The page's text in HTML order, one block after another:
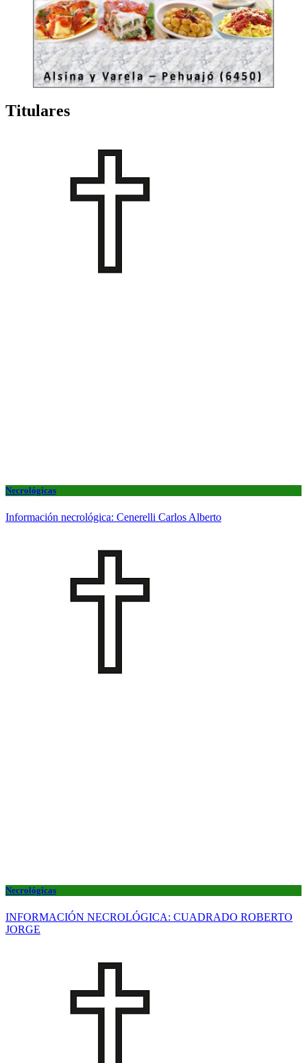
Titulares
Necrológicas
Información necrológica: Cenerelli Carlos Alberto
Necrológicas
INFORMACIÓN NECROLÓGICA: CUADRADO ROBERTO
JORGE